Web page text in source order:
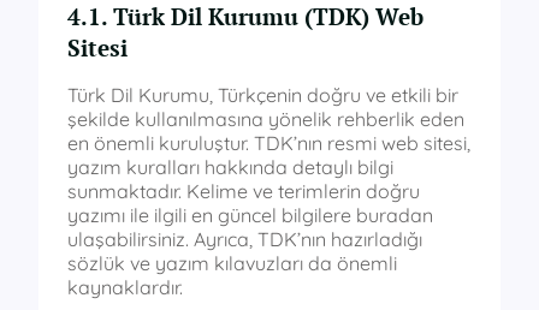
4.1. Türk Dil Kurumu (TDK) Web
Sitesi
Türk Dil Kurumu, Türkçenin doğru ve etkili bir
şekilde kullanılmasına yönelik rehberlik eden
en önemli kuruluştur. TDK’nın resmi web sitesi,
yazım kuralları hakkında detaylı bilgi
sunmaktadır. Kelime ve terimlerin doğru
yazımı ile ilgili en güncel bilgilere buradan
ulaşabilirsiniz. Ayrıca, TDK’nın hazırladığı
sözlük ve yazım kılavuzları da önemli
kaynaklardır.